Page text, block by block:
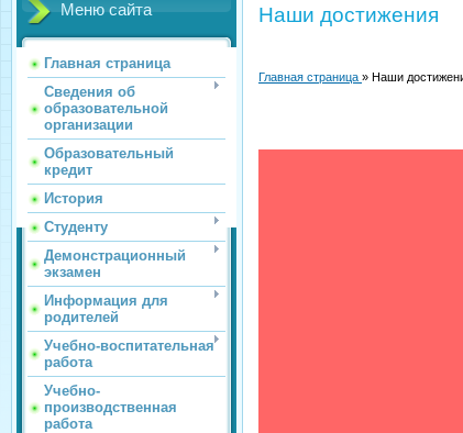
Меню сайта
Главная страница
Сведения об
образовательной
организации
Образовательный
кредит
История
Студенту
Демонстрационный
экзамен
Информация для
родителей
Учебно-воспитательная
работа
Учебно-
производственная
работа
Наши достижения
Главная страница » Наши